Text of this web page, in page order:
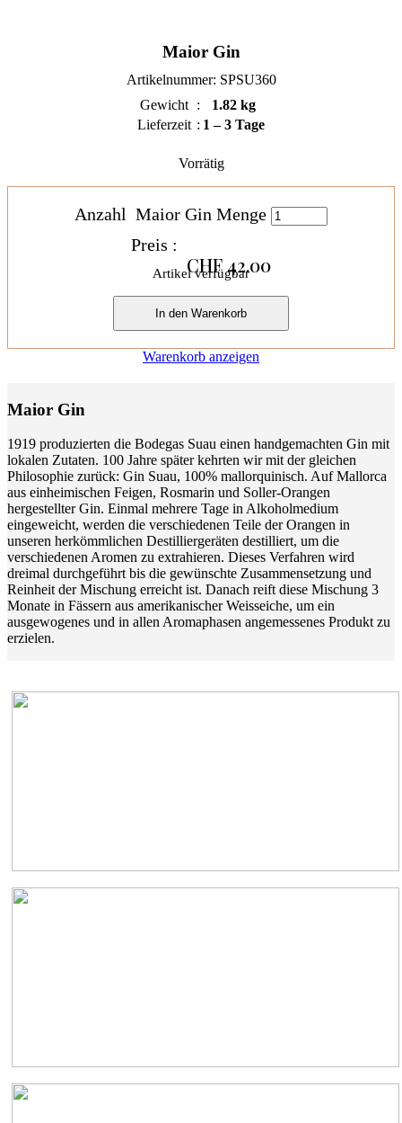
Maior Gin
Artikelnummer: SPSU360
Gewicht
1.82 kg
Lieferzeit
1 – 3 Tage
Vorrätig
Anzahl Maior Gin Menge
Preis :
CHF42.00
Artikel verfügbar
In den Warenkorb
Warenkorb anzeigen
Maior Gin
1919 produzierten die Bodegas Suau einen handgemachten Gin mit
lokalen Zutaten. 100 Jahre später kehrten wir mit der gleichen
Philosophie zurück: Gin Suau, 100% mallorquinisch. Auf Mallorca
aus einheimischen Feigen, Rosmarin und Soller-Orangen
hergestellter Gin. Einmal mehrere Tage in Alkoholmedium
eingeweicht, werden die verschiedenen Teile der Orangen in
unseren herkömmlichen Destilliergeräten destilliert, um die
verschiedenen Aromen zu extrahieren. Dieses Verfahren wird
dreimal durchgeführt bis die gewünschte Zusammensetzung und
Reinheit der Mischung erreicht ist. Danach reift diese Mischung 3
Monate in Fässern aus amerikanischer Weisseiche, um ein
ausgewogenes und in allen Aromaphasen angemessenes Produkt zu
erzielen.